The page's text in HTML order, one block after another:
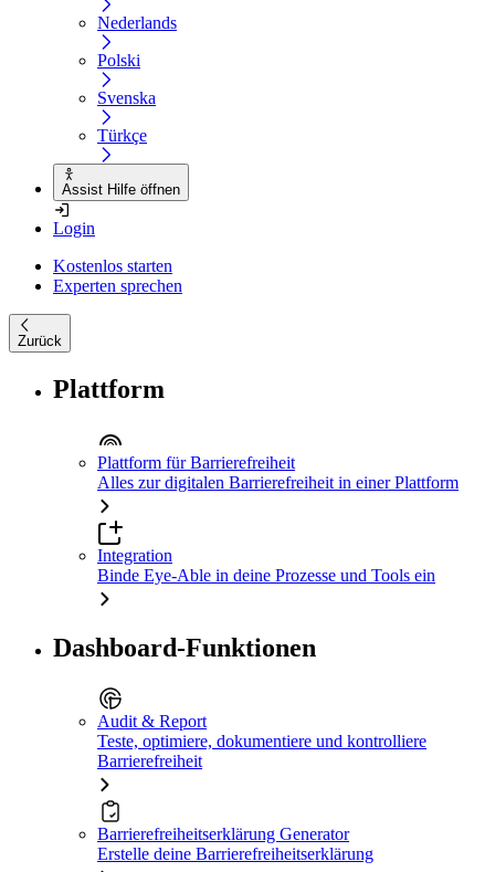
Nederlands
Polski
Svenska
Türkçe
Assist Hilfe öffnen
Login
Kostenlos starten
Experten sprechen
Zurück
Plattform
Plattform für Barrierefreiheit
Alles zur digitalen Barrierefreiheit in einer Plattform
Integration
Binde Eye-Able in deine Prozesse und Tools ein
Dashboard-Funktionen
Audit & Report
Teste, optimiere, dokumentiere und kontrolliere
Barrierefreiheit
Barrierefreiheitserklärung Generator
Erstelle deine Barrierefreiheitserklärung